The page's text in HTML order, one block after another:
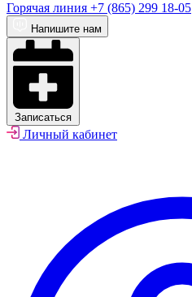
Горячая линия +7 (865) 299 18-05
Напишите нам
Записаться
Личный кабинет